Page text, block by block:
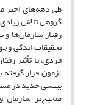
طی دهه‌های اخیر
گروهی تلاش
رفتار سازمان‌ها و
تحقیقات اندکی
فردی، یا تأثیر
آزمون قرار گرفته
بینشی جدید در
صحیح‌تر سازمان